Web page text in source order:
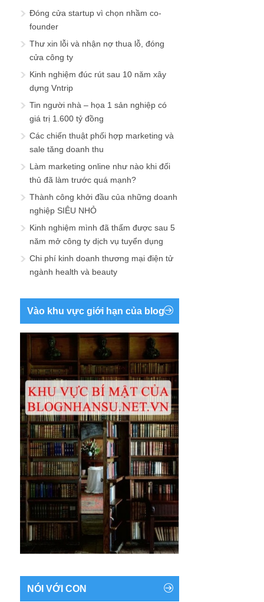
Đóng cửa startup vì chọn nhầm co-
founder
Thư xin lỗi và nhận nợ thua lỗ, đóng
cửa công ty
Kinh nghiệm đúc rút sau 10 năm xây
dựng Vntrip
Tin người nhà – họa 1 sản nghiệp có
giá trị 1.600 tỷ đồng
Các chiến thuật phối hợp marketing và
sale tăng doanh thu
Làm marketing online như nào khi đối
thủ đã làm trước quá mạnh?
Thành công khởi đầu của những doanh
nghiệp SIÊU NHỎ
Kinh nghiệm mình đã thấm được sau 5
năm mở công ty dịch vụ tuyển dụng
Chi phí kinh doanh thương mại điện tử
ngành health và beauty
Vào khu vực giới hạn của blog
NÓI VỚI CON